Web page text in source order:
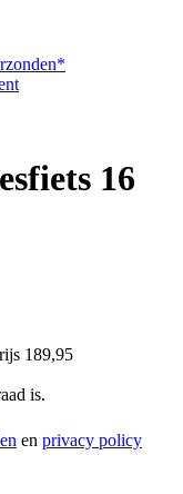
16
189,95
is.
en privacy policy